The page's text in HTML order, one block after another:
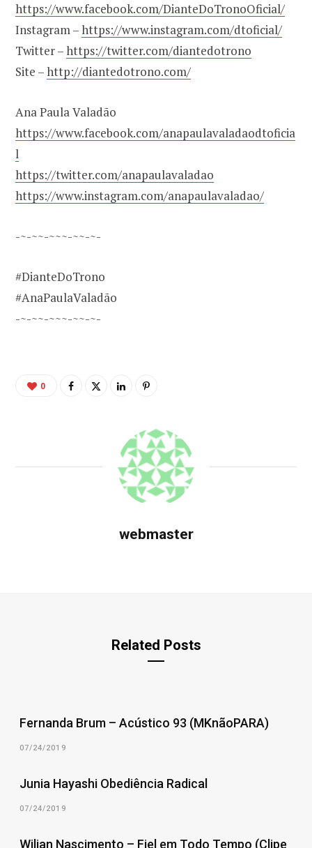
https://www.facebook.com/DianteDoTronoOficial/
Instagram –https://www.instagram.com/dtoficial/
Twitter –https://twitter.com/diantedotrono
Site –http://diantedotrono.com/
Ana Paula Valadão
https://www.facebook.com/anapaulavaladaodtoficia
l
https://twitter.com/anapaulavaladao
https://www.instagram.com/anapaulavaladao/
-~-~~-~~~-~~-~-
#DianteDoTrono
#AnaPaulaValadão
-~-~~-~~~-~~-~-
0
webmaster
Related Posts
Fernanda Brum – Acústico 93 (MKnãoPARA)
07/24/2019
Junia Hayashi Obediência Radical
07/24/2019
Wilian Nascimento – Fiel em Todo Tempo (Clipe